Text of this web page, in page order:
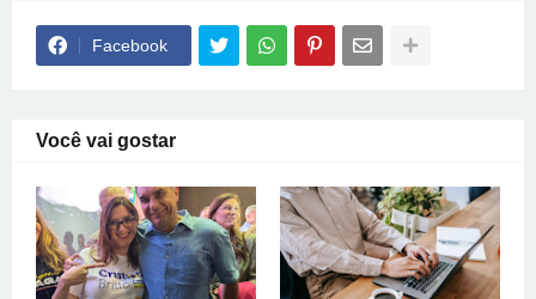
Facebook
Você vai gostar